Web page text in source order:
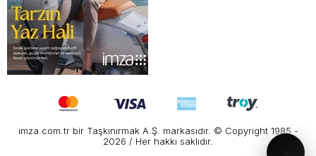
imza.com.tr bir Taşkınırmak A.Ş. markasıdır. © Copyright 1985 -
2026 / Her hakkı saklıdır.